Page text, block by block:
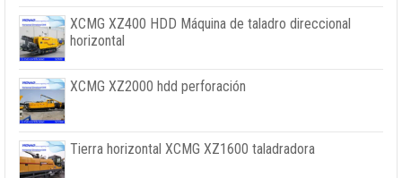
XCMG XZ400 HDD Máquina de taladro direccional
horizontal
XCMG XZ2000 hdd perforación
Tierra horizontal XCMG XZ1600 taladradora